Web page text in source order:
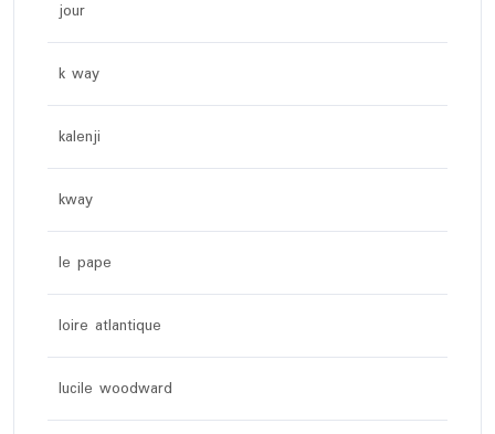
jour
k way
kalenji
kway
le pape
loire atlantique
lucile woodward